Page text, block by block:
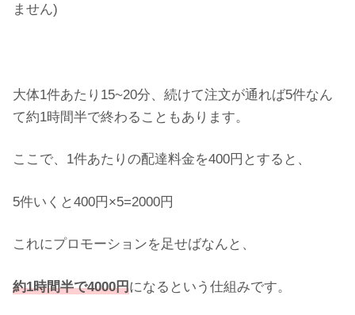
ません)
大体1件あたり15~20分、続けて注文が通れば5件なん
て約1時間半で終わることもあります。
ここで、1件あたりの配達料金を400円とすると、
5件いくと400円×5=2000円
これにプロモーションを足せばなんと、
約1時間半で4000円になるという仕組みです。